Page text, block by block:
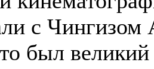
с
был великий